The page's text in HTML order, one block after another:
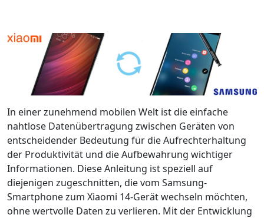
In einer zunehmend mobilen Welt ist die einfache
nahtlose Datenübertragung zwischen Geräten von
entscheidender Bedeutung für die Aufrechterhaltung
der Produktivität und die Aufbewahrung wichtiger
Informationen. Diese Anleitung ist speziell auf
diejenigen zugeschnitten, die vom Samsung-
Smartphone zum Xiaomi 14-Gerät wechseln möchten,
ohne wertvolle Daten zu verlieren. Mit der Entwicklung